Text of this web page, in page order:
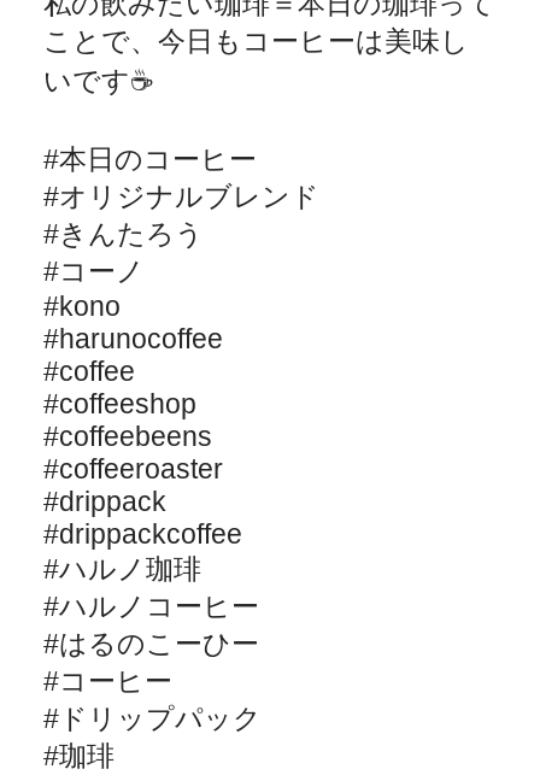
ことで、今日もコーヒーは美味し
いです☕️
#本日のコーヒー
#オリジナルブレンド
#きんたろう
#コーノ
#kono
#harunocoffee
#coffee
#coffeeshop
#coffeebeens
#coffeeroaster
#drippack
#drippackcoffee
#ハルノ珈琲
#ハルノコーヒー
#はるのこーひー
#コーヒー
# ドリップパック
#珈琲